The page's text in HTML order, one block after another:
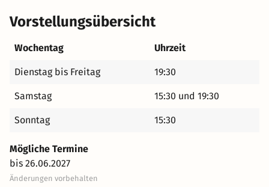
Vorstellungsübersicht
Wochentag Uhrzeit
Dienstag bis Freitag 19:30
Samstag 15:30 und 19:30
Sonntag 15:30
Mögliche Termine
bis 26.06.2027
Änderungen vorbehalten